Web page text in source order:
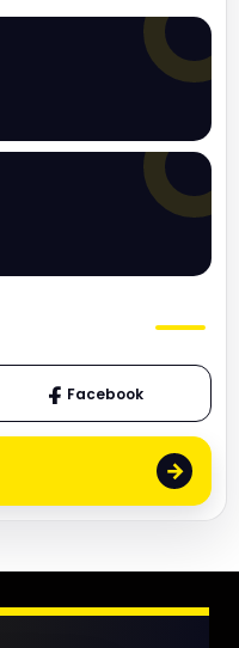
Facebook
→